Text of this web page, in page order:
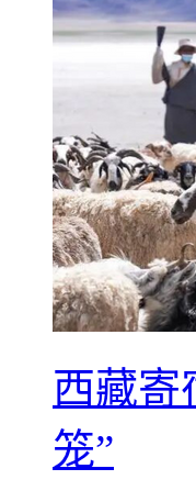
西藏寄
笼”